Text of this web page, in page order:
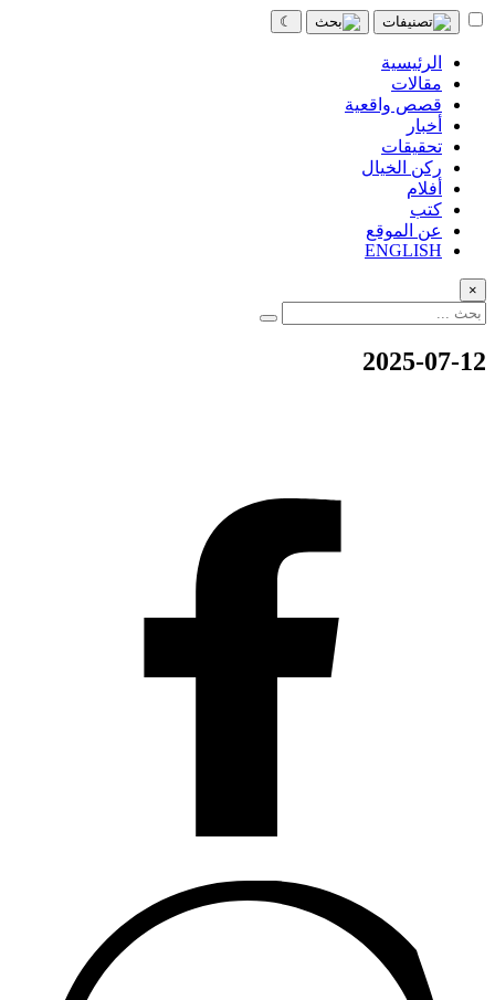
☾
الرئيسية
مقالات
قصص واقعية
أخبار
تحقيقات
ركن الخيال
أفلام
كتب
عن الموقع
ENGLISH
×
2025-07-12